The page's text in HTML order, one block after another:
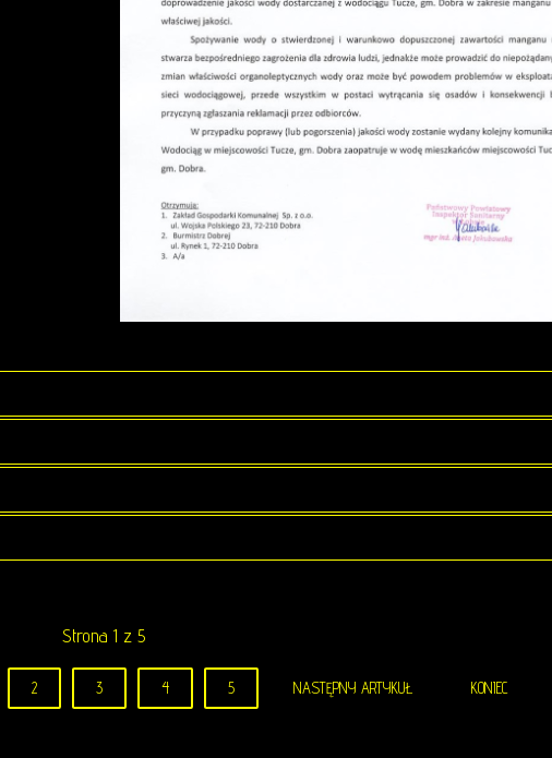
Strona 1 z 5
2 3 4 5 NASTĘPNY ARTYKUŁ KONIEC